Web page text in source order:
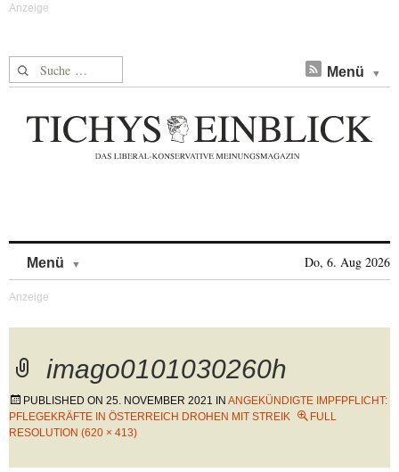
Suche nach: Menü
Menü Do, 6. Aug 2026
imago0101030260h
PUBLISHED ON 25. NOVEMBER 2021 IN ANGEKÜNDIGTE IMPFPFLICHT:
PFLEGEKRÄFTE IN ÖSTERREICH DROHEN MIT STREIK
FULL
RESOLUTION (620 × 413)